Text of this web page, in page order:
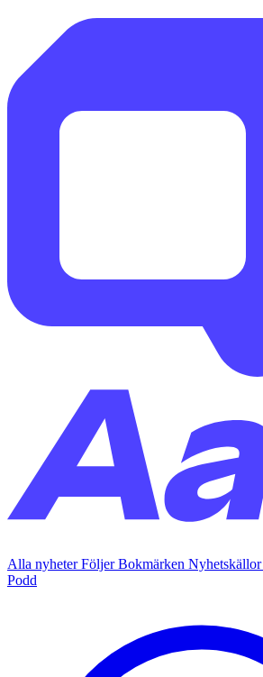
Alla nyheterFöljerBokmärken Nyhetskällor
Podd